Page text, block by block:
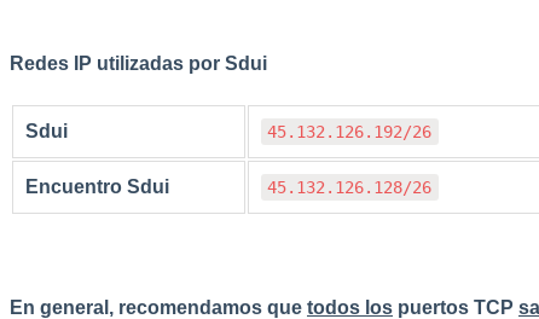
Redes IP utilizadas por Sdui
Sdui 45.132.126.192/26
Encuentro Sdui 45.132.126.128/26
En general, recomendamos que todos los puertos TCP